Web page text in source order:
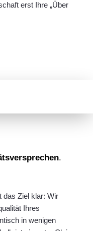
erst Ihre „Über
.
das Ziel klar: Wir
Ihres
in wenigen